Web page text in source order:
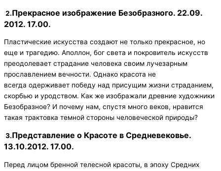
2.Прекрасное изображение Безобразного. 22.09.
2012. 17.00.
Пластические искусства создают не только прекрасное, но
еще и трагедию. Аполлон, бог света и покровитель искусств
преодолевает страдание человека своим лучезарным
прославлением вечности. Однако красота не
всегда одерживает победу над присущим жизни страданием,
скорбью и уродством. Как же изображали древние художники
Безобразное? И почему нам, спустя много веков, нравится
такая трактовка темной стороны человеческой природы?
3.Представление о Красоте в Средневековье.
13.10.2012. 17.00.
Перед лицом бренной телесной красоты, в эпоху Средних